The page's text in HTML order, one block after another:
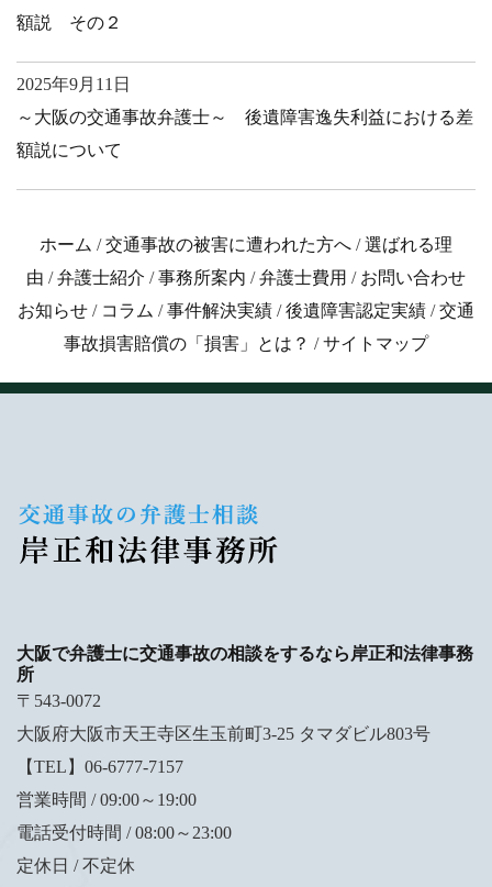
額説 その２
2025年9月11日
～大阪の交通事故弁護士～ 後遺障害逸失利益における差
額説について
ホーム /交通事故の被害に遭われた方へ /選ばれる理
由 /弁護士紹介 /事務所案内 /弁護士費用 / お問い合わせ
お知らせ / コラム /事件解決実績 /後遺障害認定実績 /交通
事故損害賠償の「損害」とは？ /サイトマップ
大阪で弁護士に交通事故の相談をするなら岸正和法律事務
所
〒543-0072
大阪府大阪市天王寺区生玉前町3-25 タマダビル803号
【TEL】06-6777-7157
営業時間 / 09:00～19:00
電話受付時間 / 08:00～23:00
定休日 / 不定休